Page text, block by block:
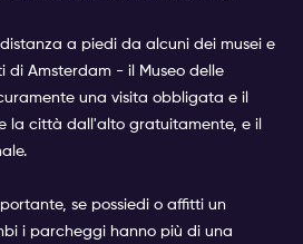
a piedi da alcuni dei musei e
Amsterdam - il Museo delle
una visita obbligata e il
la città dall'alto gratuitamente, e il
se possiedi o affitti un
i parcheggi hanno più di una